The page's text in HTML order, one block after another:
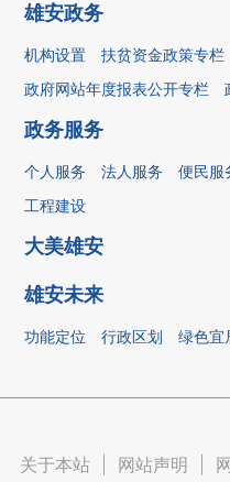
雄安政务
机构设置 扶贫资金政策专栏
政府网站年度报表公开专栏
政务服务
个人服务 法人服务 便民服
工程建设
大美雄安
雄安未来
功能定位 行政区划 绿色宜
关于本站 网站声明